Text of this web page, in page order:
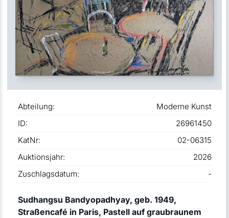
Abteilung:
Moderne Kunst
ID:
26961450
KatNr:
02-06315
Auktionsjahr:
2026
Zuschlagsdatum:
-
Sudhangsu Bandyopadhyay, geb. 1949,
Straßencafé in Paris, Pastell auf graubraunem